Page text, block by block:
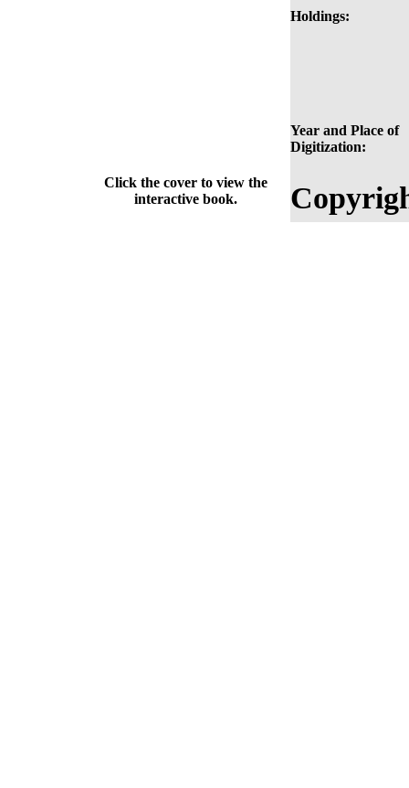
Holdings:
Year and Place of
Digitization:
Click the cover to view the
interactive book.